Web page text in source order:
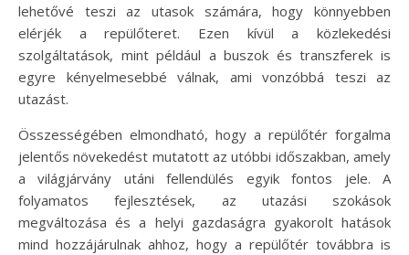
lehetővé teszi az utasok számára, hogy könnyebben
elérjék a repülőteret. Ezen kívül a közlekedési
szolgáltatások, mint például a buszok és transzferek is
egyre kényelmesebbé válnak, ami vonzóbbá teszi az
utazást.
Összességében elmondható, hogy a repülőtér forgalma
jelentős növekedést mutatott az utóbbi időszakban, amely
a világjárvány utáni fellendülés egyik fontos jele. A
folyamatos fejlesztések, az utazási szokások
megváltozása és a helyi gazdaságra gyakorolt hatások
mind hozzájárulnak ahhoz, hogy a repülőtér továbbra is